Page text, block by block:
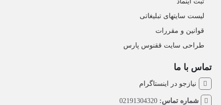
لیست سایتهای تبلیغاتی
قوانین و مقررات
طراحی سایت ققنوس پارس
تماس با ما
نیازجو در اینستاگرام
شماره تماس:02191304320